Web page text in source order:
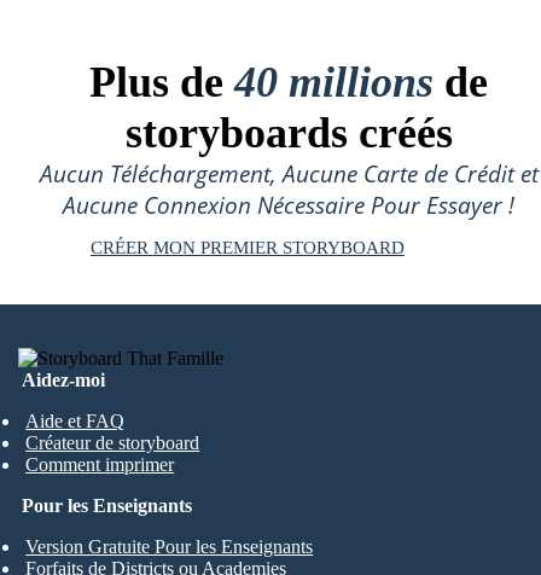
Plus de40 millions de
storyboards créés
Aucun Téléchargement, Aucune Carte de Crédit et
Aucune Connexion Nécessaire Pour Essayer !
CRÉER MON PREMIER STORYBOARD
Aidez-moi
Aide et FAQ
Créateur de storyboard
Comment imprimer
Pour les Enseignants
Version Gratuite Pour les Enseignants
Forfaits de Districts ou Academies